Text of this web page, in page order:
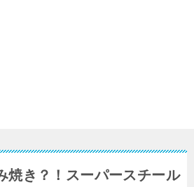
焼き？！スーパースチール